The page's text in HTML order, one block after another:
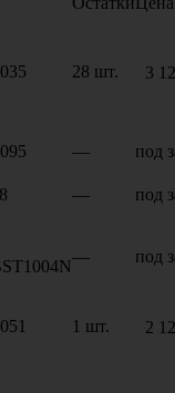
28 шт. 3
— под
— под
— под
1 шт. 2